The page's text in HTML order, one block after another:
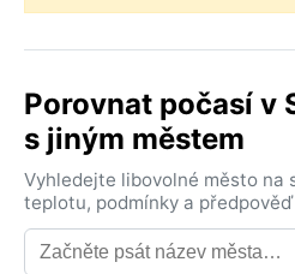
Porovnat počasí v
s jiným městem
Vyhledejte libovolné město na
teplotu, podmínky a